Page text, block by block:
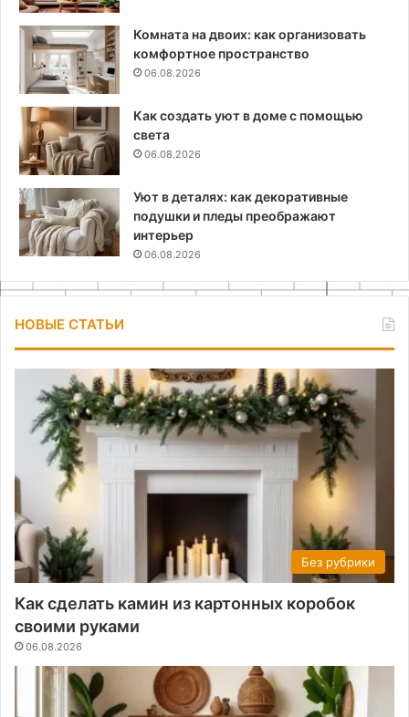
Комната на двоих: как организовать
комфортное пространство
06.08.2026
Как создать уют в доме с помощью
света
06.08.2026
Уют в деталях: как декоративные
подушки и пледы преображают
интерьер
06.08.2026
НОВЫЕ СТАТЬИ
Без рубрики
Как сделать камин из картонных коробок
своими руками
06.08.2026